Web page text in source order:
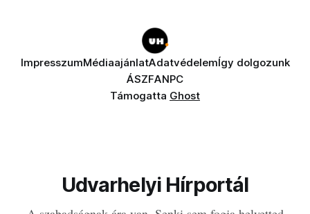
ImpresszumMédiaajánlatAdatvédelemÍgy dolgozunk
ÁSZFANPC
Támogatta Ghost
Udvarhelyi Hírportál